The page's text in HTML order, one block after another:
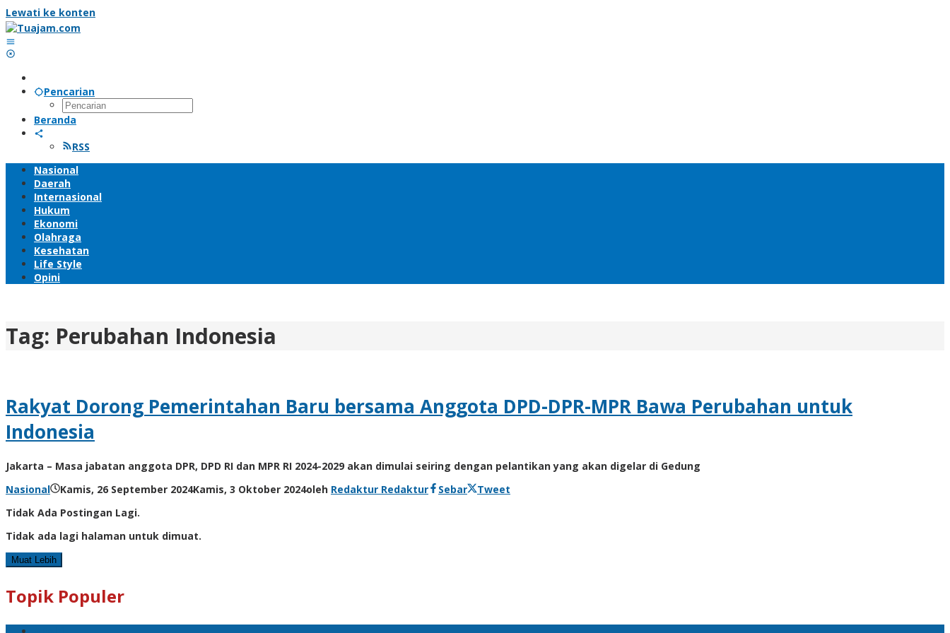
Lewati ke konten
Pencarian
Beranda
RSS
Nasional
Daerah
Internasional
Hukum
Ekonomi
Olahraga
Kesehatan
Life Style
Opini
Tag: Perubahan Indonesia
Rakyat Dorong Pemerintahan Baru bersama Anggota DPD-DPR-MPR Bawa Perubahan untuk
Indonesia
Jakarta – Masa jabatan anggota DPR, DPD RI dan MPR RI 2024-2029 akan dimulai seiring dengan pelantikan yang akan digelar di Gedung
Nasional
Kamis, 26 September 2024Kamis, 3 Oktober 2024oleh Redaktur Redaktur Sebar
Tweet
Tidak Ada Postingan Lagi.
Tidak ada lagi halaman untuk dimuat.
Muat Lebih
Topik Populer